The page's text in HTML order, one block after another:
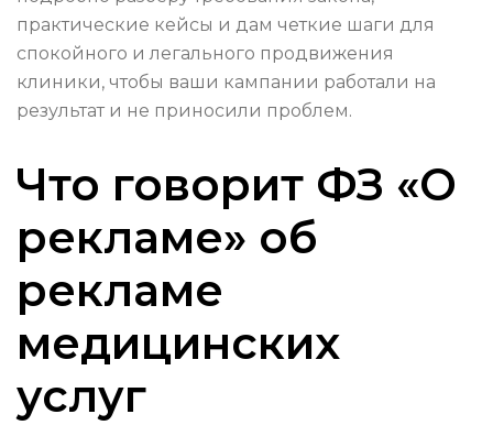
практические кейсы и дам четкие шаги для
спокойного и легального продвижения
клиники, чтобы ваши кампании работали на
результат и не приносили проблем.
Что говорит ФЗ «О
рекламе» об
рекламе
медицинских
услуг